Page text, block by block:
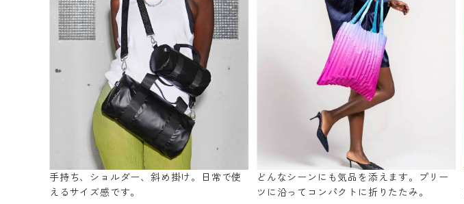
手持ち、ショルダー、斜め掛け。日常で使
えるサイズ感です。
どんなシーンにも気品を添えます。プリー
ツに沿ってコンパクトに折りたたみ。